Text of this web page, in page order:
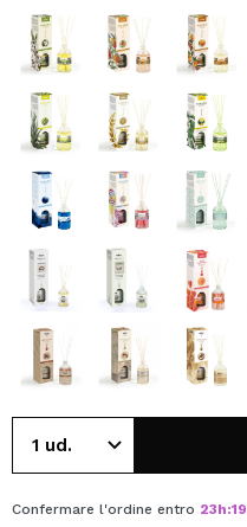
Confermare l'ordine entro 23h:19